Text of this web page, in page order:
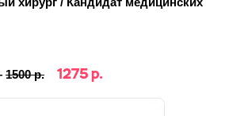
1500 р. 1275 р.